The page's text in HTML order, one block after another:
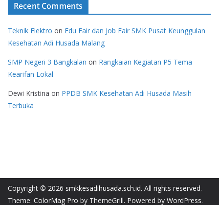
Recent Comments
Teknik Elektro on Edu Fair dan Job Fair SMK Pusat Keunggulan
Kesehatan Adi Husada Malang
SMP Negeri 3 Bangkalan on Rangkaian Kegiatan P5 Tema
Kearifan Lokal
Dewi Kristina on PPDB SMK Kesehatan Adi Husada Masih
Terbuka
Copyright © 2026 smkkesadihusada.sch.id. All rights reserved.
Theme: ColorMag Pro by ThemeGrill. Powered by WordPress.